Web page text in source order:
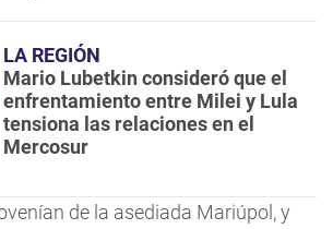
LA REGIÓN
Mario Lubetkin consideró que el
enfrentamiento entre Milei y Lula
tensiona las relaciones en el
Mercosur
de la asediada Mariúpol, y